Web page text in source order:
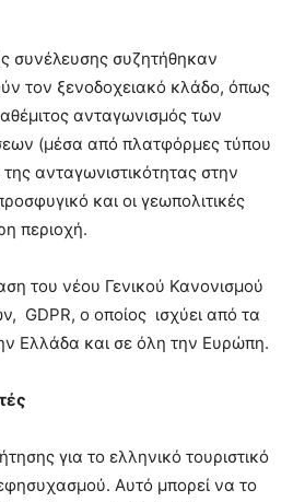
συνέλευσης συζητήθηκαν
τον ξενοδοχειακό κλάδο, όπως
ανταγωνισμός των
(μέσα από πλατφόρμες τύπου
ανταγωνιστικότητας στην
και οι γεωπολιτικές
περιοχή.
του νέου Γενικού Κανονισμού
GDPR, ο οποίος ισχύει από τα
Ελλάδα και σε όλη την Ευρώπη.
για το ελληνικό τουριστικό
Αυτό μπορεί να το